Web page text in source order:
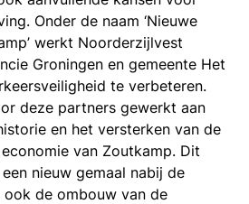
Onder de naam ‘Nieuwe
werkt Noorderzijlvest
Groningen en gemeente Het
te verbeteren.
deze partners gewerkt aan
en het versterken van de
van Zoutkamp. Dit
nieuw gemaal nabij de
ook de ombouw van de